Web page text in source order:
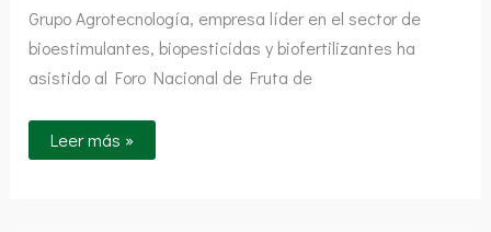
Grupo Agrotecnología, empresa líder en el sector de
bioestimulantes, biopesticidas y biofertilizantes ha
asistido al Foro Nacional de Fruta de
Hueso
Leer más »